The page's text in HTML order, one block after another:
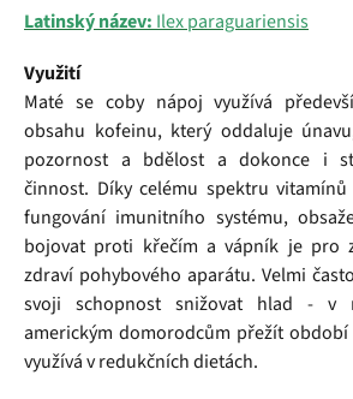
Latinský název: Ilex paraguariensis
Využití
Maté se coby nápoj využívá
obsahu kofeinu, který oddaluje
pozornost a bdělost a dokonce i
činnost. Díky celému spektru
fungování imunitního systému,
bojovat proti křečím a vápník je pro
zdraví pohybového aparátu. Velmi
svoji schopnost snižovat hlad - v
americkým domorodcům přežít
využívá v redukčních dietách.